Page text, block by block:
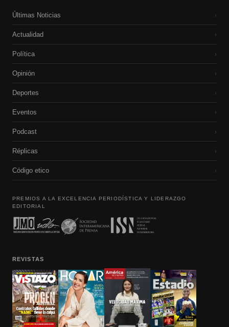
Últimas Noticias ›
Actualidad ›
Política ›
Opinión ›
Deportes ›
Eventos ›
Podcast ›
Réplicas ›
Código etico ›
PREMIOS A LA EXCELENCIA PERIODÍSTICA Y LIDERAZGO
EDITORIAL
REVISTAS